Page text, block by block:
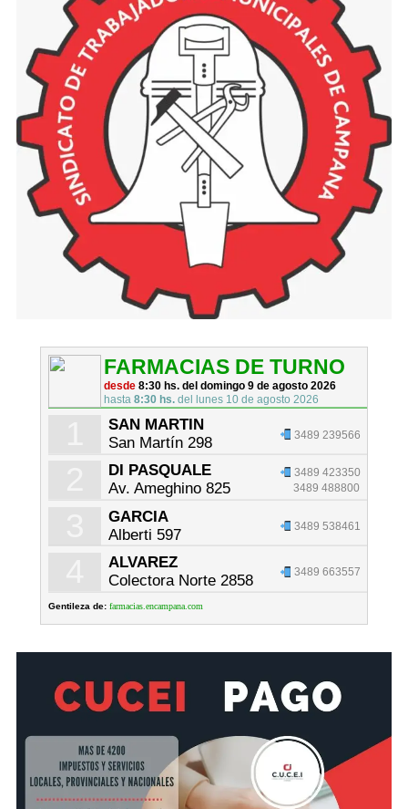
FARMACIAS DE TURNO
desde8:30 hs. del domingo 9 de agosto 2026
hasta8:30 hs. del lunes 10 de agosto 2026
SAN MARTIN
San Martín 298
3489 239566
DI PASQUALE
Av. Ameghino 825
3489 423350
3489 488800
GARCIA
Alberti 597
3489 538461
ALVAREZ
Colectora Norte 2858
3489 663557
Gentileza de: farmacias.encampana.com